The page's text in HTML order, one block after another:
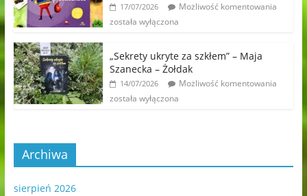
17/07/2026
Możliwość komentowania
została wyłączona
„Sekrety ukryte za szkłem” – Maja
Szanecka – Żołdak
14/07/2026
Możliwość komentowania
została wyłączona
Archiwa
sierpień 2026